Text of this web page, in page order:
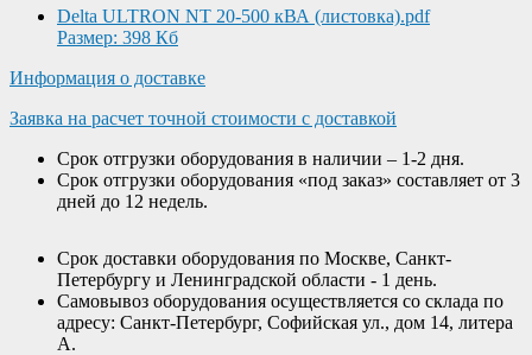
Delta ULTRON NT 20-500 кВА (листовка).pdf
Размер: 398 Кб
Информация о доставке
Заявка на расчет точной стоимости с доставкой
Срок отгрузки оборудования в наличии – 1-2 дня.
Срок отгрузки оборудования «под заказ» составляет от 3
дней до 12 недель.
Срок доставки оборудования по Москве, Санкт-
Петербургу и Ленинградской области - 1 день.
Самовывоз оборудования осуществляется со склада по
адресу: Санкт-Петербург, Софийская ул., дом 14, литера
А.